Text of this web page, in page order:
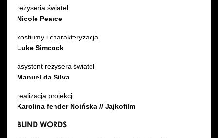
reżyseria świateł
Nicole Pearce
kostiumy i charakteryzacja
Luke Simcock
asystent reżysera świateł
Manuel da Silva
realizacja projekcji
Karolina fender Noińska // Jajkofilm
BLIND WORDS